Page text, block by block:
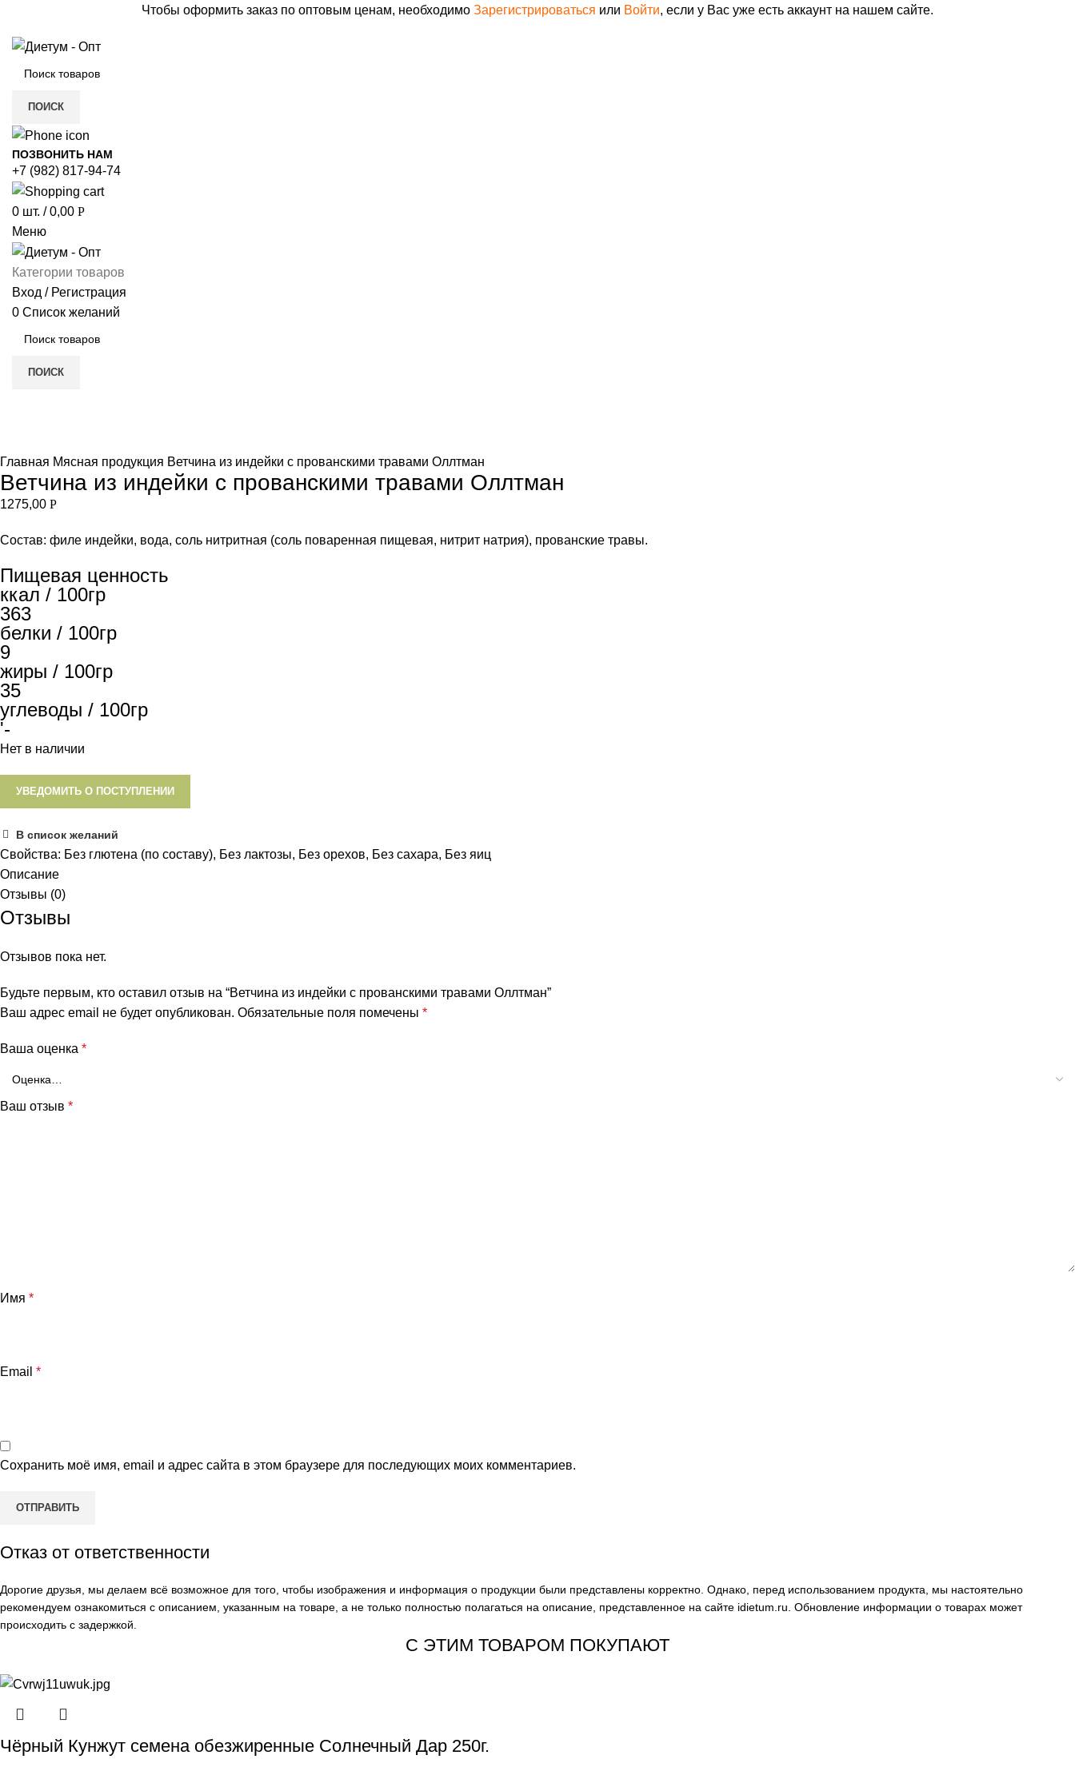
Чтобы оформить заказ по оптовым ценам, необходимо Зарегистрироваться или Войти, если у Вас уже есть аккаунт на нашем сайте.
ПОИСК
ПОЗВОНИТЬ НАМ
+7 (982) 817-94-74
0 шт. / 0,00 Р
Меню
Категории товаров
Вход / Регистрация
0 Список желаний
ПОИСК
Главная Мясная продукция Ветчина из индейки с прованскими травами Оллтман
Ветчина из индейки с прованскими травами Оллтман
1275,00 Р
Состав: филе индейки, вода, соль нитритная (соль поваренная пищевая, нитрит натрия), прованские травы.
Пищевая ценность
ккал / 100гр
363
белки / 100гр
9
жиры / 100гр
35
углеводы / 100гр
'-
Нет в наличии
УВЕДОМИТЬ О ПОСТУПЛЕНИИ
В список желаний
Свойства: Без глютена (по составу), Без лактозы, Без орехов, Без сахара, Без яиц
Описание
Отзывы (0)
Отзывы
Отзывов пока нет.
Будьте первым, кто оставил отзыв на “Ветчина из индейки с прованскими травами Оллтман”
Ваш адрес email не будет опубликован. Обязательные поля помечены *
Ваша оценка *
Ваш отзыв *
Имя *
Email *
Сохранить моё имя, email и адрес сайта в этом браузере для последующих моих комментариев.
Отказ от ответственности
Дорогие друзья, мы делаем всё возможное для того, чтобы изображения и информация о продукции были представлены корректно. Однако, перед использованием продукта, мы настоятельно
рекомендуем ознакомиться с описанием, указанным на товаре, а не только полностью полагаться на описание, представленное на сайте idietum.ru . Обновление информации о товарах может
происходить с задержкой.
С ЭТИМ ТОВАРОМ ПОКУПАЮТ
Чёрный Кунжут семена обезжиренные Солнечный Дар 250г.